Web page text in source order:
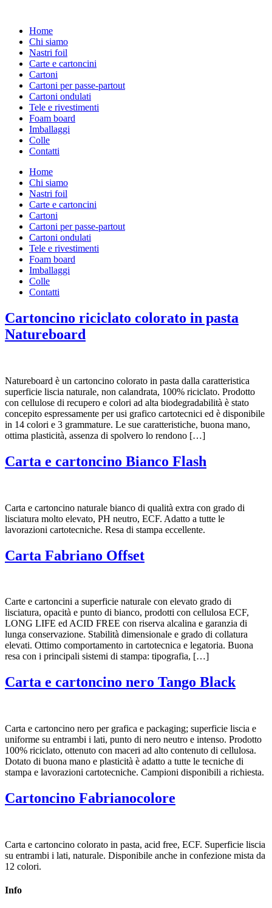
contenutoHome
Chi siamo
Nastri foil
Carte e cartoncini
Cartoni
Cartoni per passe-partout
Cartoni ondulati
Tele e rivestimenti
Foam board
Imballaggi
Colle
Contatti
Home
Chi siamo
Nastri foil
Carte e cartoncini
Cartoni
Cartoni per passe-partout
Cartoni ondulati
Tele e rivestimenti
Foam board
Imballaggi
Colle
Contatti
Cartoncino riciclato colorato in pasta
Natureboard
Natureboard è un cartoncino colorato in pasta dalla caratteristica
superficie liscia naturale, non calandrata, 100% riciclato. Prodotto
con cellulose di recupero e colori ad alta biodegradabilità è stato
concepito espressamente per usi grafico cartotecnici ed è disponibile
in 14 colori e 3 grammature. Le sue caratteristiche, buona mano,
ottima plasticità, assenza di spolvero lo rendono […]
Carta e cartoncino Bianco Flash
Carta e cartoncino naturale bianco di qualità extra con grado di
lisciatura molto elevato, PH neutro, ECF. Adatto a tutte le
lavorazioni cartotecniche. Resa di stampa eccellente.
Carta Fabriano Offset
Carte e cartoncini a superficie naturale con elevato grado di
lisciatura, opacità e punto di bianco, prodotti con cellulosa ECF,
LONG LIFE ed ACID FREE con riserva alcalina e garanzia di
lunga conservazione. Stabilità dimensionale e grado di collatura
elevati. Ottimo comportamento in cartotecnica e legatoria. Buona
resa con i principali sistemi di stampa: tipografia, […]
Carta e cartoncino nero Tango Black
Carta e cartoncino nero per grafica e packaging; superficie liscia e
uniforme su entrambi i lati, punto di nero neutro e intenso. Prodotto
100% riciclato, ottenuto con maceri ad alto contenuto di cellulosa.
Dotato di buona mano e plasticità è adatto a tutte le tecniche di
stampa e lavorazioni cartotecniche. Campioni disponibili a richiesta.
Cartoncino Fabrianocolore
Carta e cartoncino colorato in pasta, acid free, ECF. Superficie liscia
su entrambi i lati, naturale. Disponibile anche in confezione mista da
12 colori.
Info